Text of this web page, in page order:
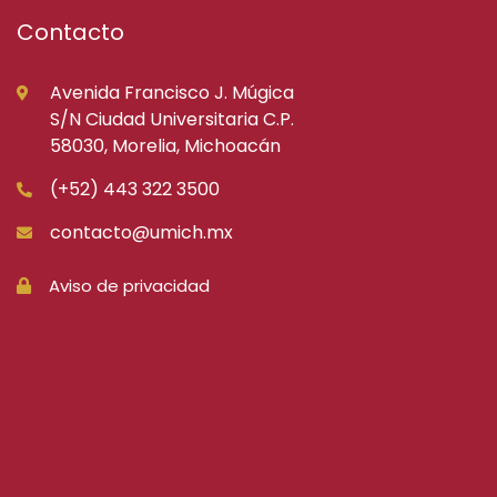
Contacto
Avenida Francisco J. Múgica
S/N Ciudad Universitaria C.P.
58030, Morelia, Michoacán
(+52) 443 322 3500
contacto@umich.mx
Aviso de privacidad